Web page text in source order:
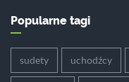
Popularne tagi
sudety uchodźcy